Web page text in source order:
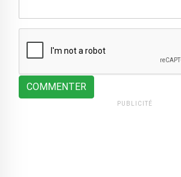
COMMENTER
PUBLICITÉ